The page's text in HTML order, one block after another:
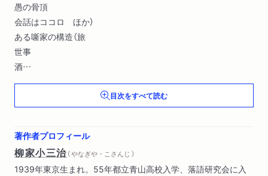
愚の骨頂
会話はココロ ほか）
ある噺家の構造（旅
世事
酒
塩
目次をすべて読む
著作者プロフィール
柳家小三治（ やなぎや・こさんじ ）
1939年東京生まれ。55年都立青山高校入学、落語研究会に入